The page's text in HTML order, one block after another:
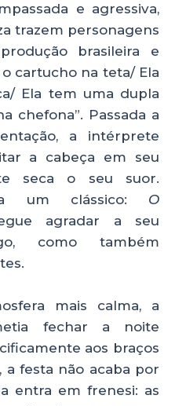
e agressiva,
trazem personagens
brasileira e
cartucho na teta/ Ela
Ela tem uma dupla
chefona”. Passada a
a intérprete
a cabeça em seu
seca o seu suor.
um clássico: O
agradar a seu
como também
mais calma, a
fechar a noite
aos braços
festa não acaba por
entra em frenesi: as